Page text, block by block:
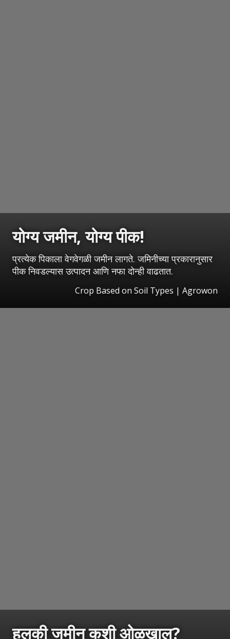
योग्य जमीन, योग्य पीक!
प्रत्येक पिकाला वेगवेगळी जमीन लागते. जमिनीच्या प्रकारानुसार
पीक निवडल्यास उत्पादन आणि नफा दोन्ही वाढतात.
Crop Based on Soil Types | Agrowon
हलकी जमीन कशी ओळखाल?